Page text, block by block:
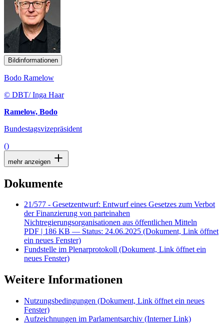
Bildinformationen
Bodo Ramelow
© DBT/ Inga Haar
Ramelow, Bodo
Bundestagsvizepräsident
()
mehr anzeigen
Dokumente
21/577 - Gesetzentwurf: Entwurf eines Gesetzes zum Verbot
der Finanzierung von parteinahen
Nichtregierungsorganisationen aus öffentlichen Mitteln
PDF | 186 KB — Status: 24.06.2025 (Dokument, Link öffnet
ein neues Fenster)
Fundstelle im Plenarprotokoll (Dokument, Link öffnet ein
neues Fenster)
Weitere Informationen
Nutzungsbedingungen (Dokument, Link öffnet ein neues
Fenster)
Aufzeichnungen im Parlamentsarchiv (Interner Link)